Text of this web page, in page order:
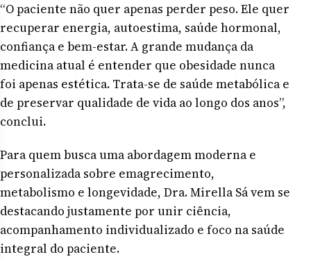
“O paciente não quer apenas perder peso. Ele quer
recuperar energia, autoestima, saúde hormonal,
confiança e bem-estar. A grande mudança da
medicina atual é entender que obesidade nunca
foi apenas estética. Trata-se de saúde metabólica e
de preservar qualidade de vida ao longo dos anos”,
conclui.
Para quem busca uma abordagem moderna e
personalizada sobre emagrecimento,
metabolismo e longevidade, Dra. Mirella Sá vem se
destacando justamente por unir ciência,
acompanhamento individualizado e foco na saúde
integral do paciente.